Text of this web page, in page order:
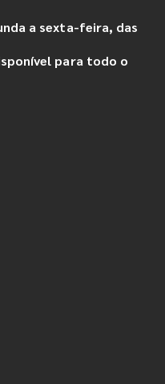
a sexta-feira, das
para todo o